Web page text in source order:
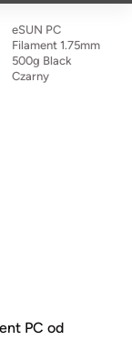
eSUN PC
Filament 1.75mm
500g Black
Czarny
PC od